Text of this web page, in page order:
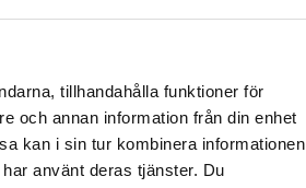
tillhandahålla funktioner för
och annan information från din enhet
kan i sin tur kombinera informationen
använt deras tjänster. Du
Leikkitunneli
Kuumailmapallo
Bamse-mummon
leikkimökki
BAMSE